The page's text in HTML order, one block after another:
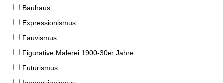
Bauhaus
Expressionismus
Fauvismus
Figurative Malerei 1900-30er Jahre
Futurismus